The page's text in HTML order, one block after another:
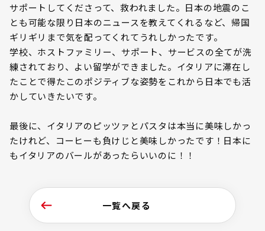
サポートしてくださって、救われました。日本の地震のこ
とも可能な限り日本のニュースを教えてくれるなど、帰国
ギリギリまで気を配ってくれてうれしかったです。
学校、ホストファミリー、サポート、サービスの全てが洗
練されており、よい留学ができました。イタリアに滞在し
たことで得たこのポジティブな姿勢をこれから日本でも活
かしていきたいです。
最後に、イタリアのピッツァとパスタは本当に美味しかっ
たけれど、コーヒーも負けじと美味しかったです！日本に
もイタリアのバールがあったらいいのに！！
一覧へ戻る